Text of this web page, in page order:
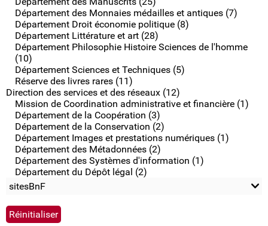
Département des Monnaies médailles et antiques (7)
Département Droit économie politique (8)
Département Littérature et art (28)
Département Philosophie Histoire Sciences de l'homme
(10)
Département Sciences et Techniques (5)
Réserve des livres rares (11)
Direction des services et des réseaux (12)
Mission de Coordination administrative et financière (1)
Département de la Coopération (3)
Département de la Conservation (2)
Département Images et prestations numériques (1)
Département des Métadonnées (2)
Département des Systèmes d'information (1)
Département du Dépôt légal (2)
sitesBnF